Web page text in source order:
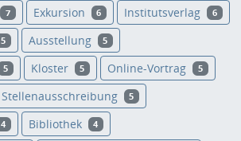
7 Exkursion 6 Institutsverlag 6
5 Ausstellung 5
5 Kloster 5 Online-Vortrag 5
Stellenausschreibung 5
4 Bibliothek 4